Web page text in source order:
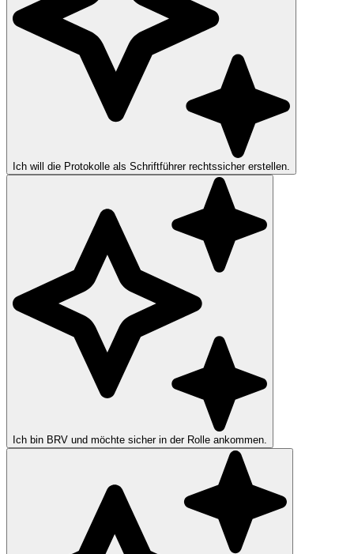
Ich will die Protokolle als Schriftführer rechtssicher erstellen.
Ich bin BRV und möchte sicher in der Rolle ankommen.